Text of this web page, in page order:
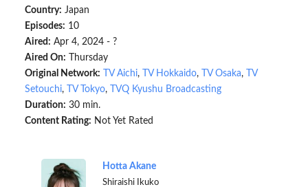
Country: Japan
Episodes: 10
Aired: Apr 4, 2024 - ?
Aired On: Thursday
Original Network:
TV Aichi, TV Hokkaido, TV Osaka,
TV
Setouchi, TV Tokyo,
TVQ Kyushu Broadcasting
Duration: 30 min.
Content Rating: Not Yet Rated
Hotta Akane
Shiraishi Ikuko